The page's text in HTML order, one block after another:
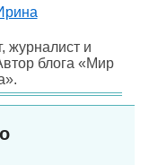
журналист и
блога «Мир